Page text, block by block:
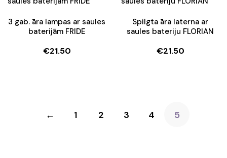
€42.90.
€37.90.
3 gab. āra lampas ar saules
baterijām FRIDE
€21.50
Spilgta āra laterna ar
saules bateriju FLORIAN
€21.50
← 1 2 3 4 5